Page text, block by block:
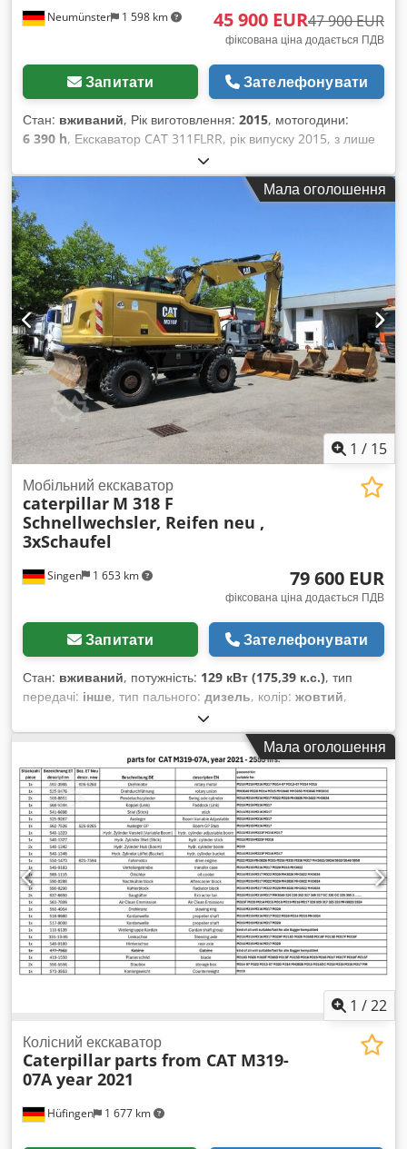
Neumünster 1 598 km 45 900 EUR47 900 EUR
фіксована ціна додається ПДВ
Запитати Зателефонувати
Стан: вживаний, Рік виготовлення: 2015, мотогодини:
6 390 h, Екскаватор CAT 311FLRR, рік випуску 2015, з лише
6390 годинами напрацьованого часу! ---- * Виробник: CAT *
Модель: 311FL RR * Рік випуску: 2015 * Напрацьовані
години: приблизно 6390 * Останнє технічне
обслуговування: приблизно 5960 годин * У комплекті:
гідравлічний механізм швидкої заміни CW20 * У комплекті:
гідравлічний відвал * Країна походження: Німеччина *
Перший власник * Гумові подушки * Відвал * Кондиціонер *
Камера заднього виду * Зі встановленими трубопроводами
* Гарний стан! * Ходова частина: приблизно 40-50% Codsy
Sdlzepfx Anzsrf * Додаткові фотографії та відео за запитом
(WhatsApp Ерік) * Ціна: 45 900 євро, без ПДВ + 19% ПДВ. --
-- З будь-якими запитаннями звертайтеся за телефоном:
Ерік Кортум: WhatsApp ?Уся інформація надається без
гарантій, можливі помилки та продаж третьій особі.?
Мала оголошення
1 / 15
Singen 1 653 km
Мобільний екскаватор
caterpillar M 318 F
Schnellwechsler, Reifen neu ,
3xSchaufel
79 600 EUR
фіксована ціна додається ПДВ
Запитати Зателефонувати
Стан: вживаний, потужність: 129 кВт (175,39 к.с.), тип
передачі: інше, тип пального: дизель, колір: жовтий,
, клас викидів:
інше, Рік виготовлення:2019, мотогодини:7 162 h,
інше, паливо:дизель , Обладнання:
кондиціонер, повний привід,
Мала оголошення
1 /22
Hüfingen 1 677 km
Колісний екскаватор
Caterpillar parts from CAT M319-
07A year 2021